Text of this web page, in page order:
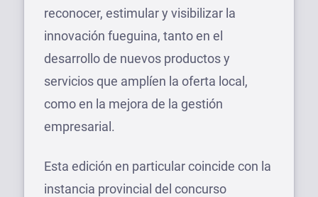
reconocer, estimular y visibilizar la
innovación fueguina, tanto en el
desarrollo de nuevos productos y
servicios que amplíen la oferta local,
como en la mejora de la gestión
empresarial.
Esta edición en particular coincide con la
instancia provincial del concurso